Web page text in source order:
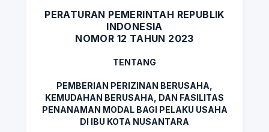
PERATURAN PEMERINTAH REPUBLIK
INDONESIA
NOMOR 12 TAHUN 2023
TENTANG
PEMBERIAN PERIZINAN BERUSAHA,
KEMUDAHAN BERUSAHA, DAN FASILITAS
PENANAMAN MODAL BAGI PELAKU USAHA
DI IBU KOTA NUSANTARA